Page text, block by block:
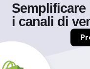
i canali di